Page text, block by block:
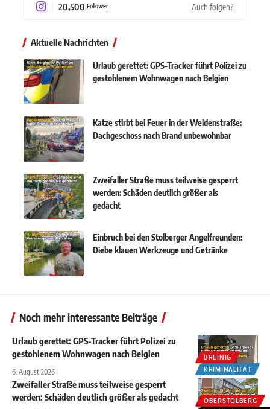
20,500 Follower Auch folgen?
Aktuelle Nachrichten
Urlaub gerettet: GPS-Tracker führt Polizei zu
gestohlenem Wohnwagen nach Belgien
Katze stirbt bei Feuer in der Weidenstraße:
Dachgeschoss nach Brand unbewohnbar
Zweifaller Straße muss teilweise gesperrt
werden: Schäden deutlich größer als
gedacht
Einbruch bei den Stolberger Angelfreunden:
Diebe klauen Werkzeuge und Getränke
Noch mehr interessante Beiträge
BREINIG
KRIMINALITÄT
Urlaub gerettet: GPS-Tracker führt Polizei zu
gestohlenem Wohnwagen nach Belgien
6. August 2026
OBERSTOLBERG
Zweifaller Straße muss teilweise gesperrt
werden: Schäden deutlich größer als gedacht